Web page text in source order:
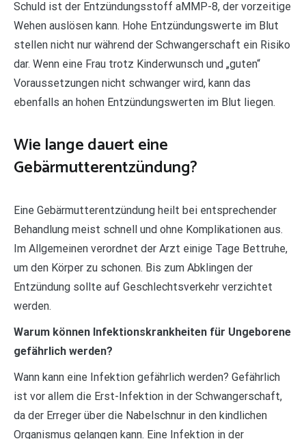
Schuld ist der Entzündungsstoff aMMP-8, der vorzeitige
Wehen auslösen kann. Hohe Entzündungswerte im Blut
stellen nicht nur während der Schwangerschaft ein Risiko
dar. Wenn eine Frau trotz Kinderwunsch und „guten“
Voraussetzungen nicht schwanger wird, kann das
ebenfalls an hohen Entzündungswerten im Blut liegen.
Wie lange dauert eine
Gebärmutterentzündung?
Eine Gebärmutterentzündung heilt bei entsprechender
Behandlung meist schnell und ohne Komplikationen aus.
Im Allgemeinen verordnet der Arzt einige Tage Bettruhe,
um den Körper zu schonen. Bis zum Abklingen der
Entzündung sollte auf Geschlechtsverkehr verzichtet
werden.
Warum können Infektionskrankheiten für Ungeborene
gefährlich werden?
Wann kann eine Infektion gefährlich werden? Gefährlich
ist vor allem die Erst-Infektion in der Schwangerschaft,
da der Erreger über die Nabelschnur in den kindlichen
Organismus gelangen kann. Eine Infektion in der